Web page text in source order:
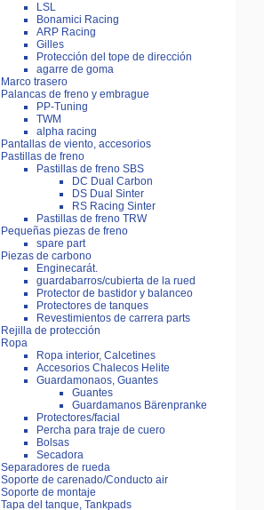
LSL
Bonamici Racing
ARP Racing
Gilles
Protección del tope de dirección
agarre de goma
Marco trasero
Palancas de freno y embrague
PP-Tuning
TWM
alpha racing
Pantallas de viento, accesorios
Pastillas de freno
Pastillas de freno SBS
DC Dual Carbon
DS Dual Sinter
RS Racing Sinter
Pastillas de freno TRW
Pequeñas piezas de freno
spare part
Piezas de carbono
Enginecarát.
guardabarros/cubierta de la rued
Protector de bastidor y balanceo
Protectores de tanques
Revestimientos de carrera parts
Rejilla de protección
Ropa
Ropa interior, Calcetines
Accesorios Chalecos Helite
Guardamonaos, Guantes
Guantes
Guardamanos Bärenpranke
Protectores/facial
Percha para traje de cuero
Bolsas
Secadora
Separadores de rueda
Soporte de carenado/Conducto air
Soporte de montaje
Tapa del tanque, Tankpads